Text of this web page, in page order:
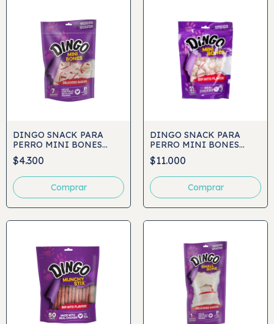
DINGO SNACK PARA
PERRO MINI BONES
7UND
$4.300
DINGO SNACK PARA
PERRO MINI BONES
VALUE PACK 21UND
$11.000